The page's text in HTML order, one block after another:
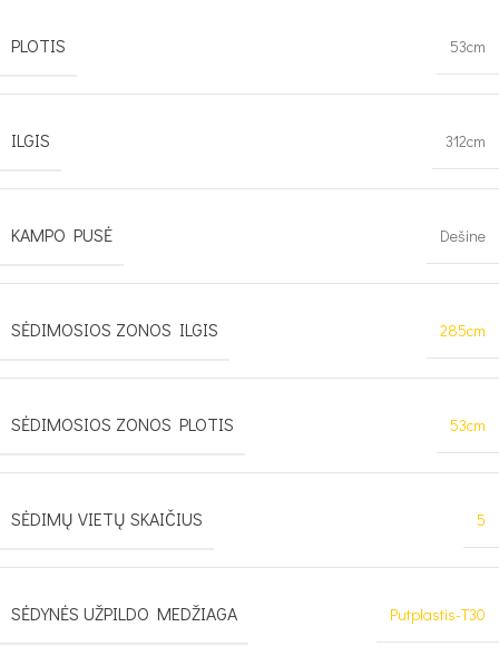
PLOTIS 53cm
ILGIS 312cm
KAMPO PUSĖ Dešine
SĖDIMOSIOS ZONOS ILGIS 285cm
SĖDIMOSIOS ZONOS PLOTIS 53cm
SĖDIMŲ VIETŲ SKAIČIUS 5
SĖDYNĖS UŽPILDO MEDŽIAGA Putplastis-T30